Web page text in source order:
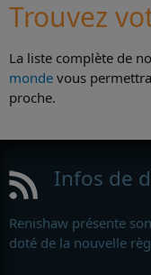
Trouvez
La liste complète de
monde vous
proche.
Infos de
Renishaw présente
doté de la nouvelle